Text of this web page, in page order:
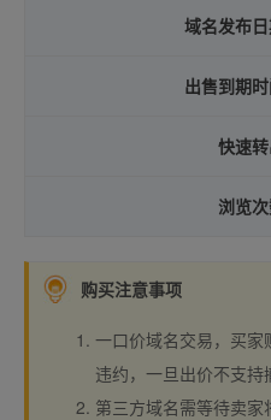
域名发布日
出售到期时
快速转
浏览次
购买注意事项
一口价域名交易，买
违约，一旦出价不支持
第三方域名需等待卖